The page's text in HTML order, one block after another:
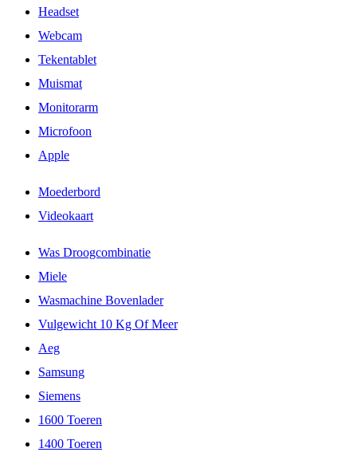
Headset
Webcam
Tekentablet
Muismat
Monitorarm
Microfoon
Apple
Moederbord
Videokaart
Was Droogcombinatie
Miele
Wasmachine Bovenlader
Vulgewicht 10 Kg Of Meer
Aeg
Samsung
Siemens
1600 Toeren
1400 Toeren